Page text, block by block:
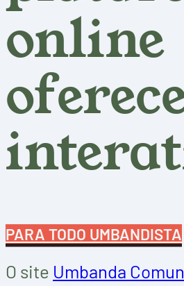
online
PARA TODO UMBANDISTA
O site Umbanda